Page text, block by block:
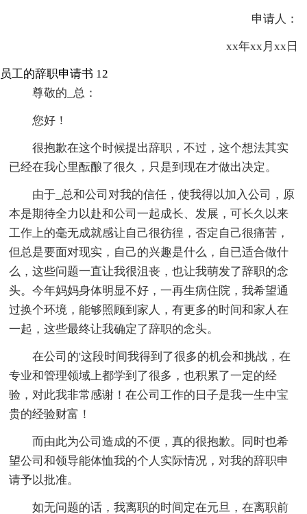
申请人：
xx年xx月xx日
员工的辞职申请书 12
尊敬的_总：
您好！
很抱歉在这个时候提出辞职，不过，这个想法其实
已经在我心里酝酿了很久，只是到现在才做出决定。
由于_总和公司对我的信任，使我得以加入公司，原
本是期待全力以赴和公司一起成长、发展，可长久以来
工作上的毫无成就感让自己很彷徨，否定自己很痛苦，
但总是要面对现实，自己的兴趣是什么，自已适合做什
么，这些问题一直让我很沮丧，也让我萌发了辞职的念
头。今年妈妈身体明显不好，一再生病住院，我希望通
过换个环境，能够照顾到家人，有更多的时间和家人在
一起，这些最终让我确定了辞职的念头。
在公司的'这段时间我得到了很多的机会和挑战，在
专业和管理领域上都学到了很多，也积累了一定的经
验，对此我非常感谢！在公司工作的日子是我一生中宝
贵的经验财富！
而由此为公司造成的不便，真的很抱歉。同时也希
望公司和领导能体恤我的个人实际情况，对我的辞职申
请予以批准。
如无问题的话，我离职的时间定在元旦，在离职前